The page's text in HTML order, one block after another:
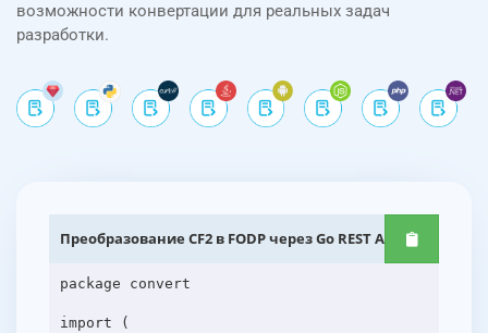
возможности конвертации для реальных задач
разработки.
Преобразование CF2 в FODP через Go REST API
package convert
import (